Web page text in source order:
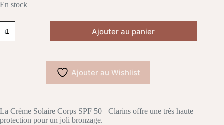
En stock
de
Clarins
Ajouter au panier
Ajouter au Wishlist
La Crème Solaire Corps SPF 50+ Clarins offre une très haute
protection pour un joli bronzage.